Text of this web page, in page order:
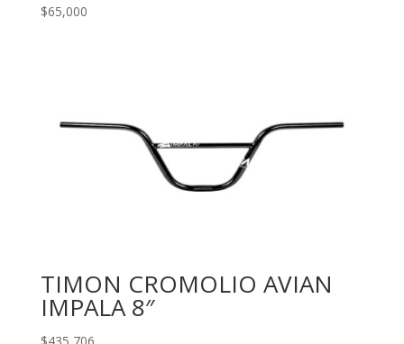
$65,000
TIMON CROMOLIO AVIAN
IMPALA 8″